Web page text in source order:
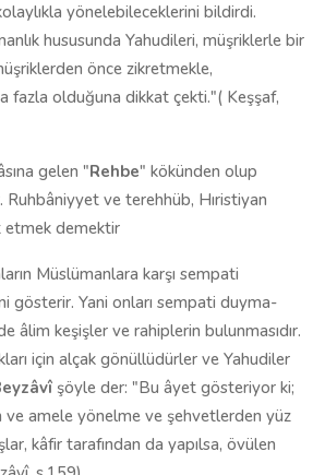
yönelebileceklerini bildirdi.
hususunda Yahudileri, müşriklerle bir
önce zikretmekle,
fazla olduğuna dikkat çekti."( Keşşaf,
gelen "Rehbe" kökünden olup
Ruhbâniyyet ve terehhüb, Hıristiyan
demektir
Müslümanlara karşı sempati
gösterir. Yani onları sempati duyma­
âlim keşişler ve rahiplerin bulunmasıdır.
için alçak gönüllüdürler ve Yahudiler
şöyle der: "Bu âyet gösteriyor ki;
ve amele yönelme ve şehvetlerden yüz
kâfir ta­rafından da yapılsa, övülen